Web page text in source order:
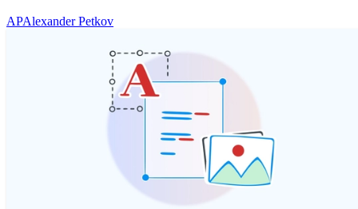
APAlexander Petkov